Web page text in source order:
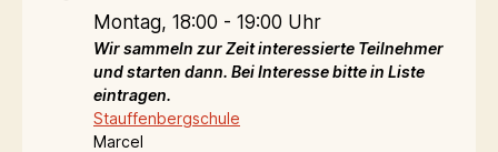
Montag, 18:00 - 19:00 Uhr
Wir sammeln zur Zeit interessierte Teilnehmer
und starten dann. Bei Interesse bitte in Liste
eintragen.
Stauffenbergschule
Marcel